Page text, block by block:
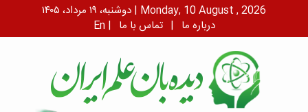
دوشنبه، ۱۹ مرداد، ۱۴۰۵ | Monday, 10 August , 2026
En | درباره ما | تماس با ما